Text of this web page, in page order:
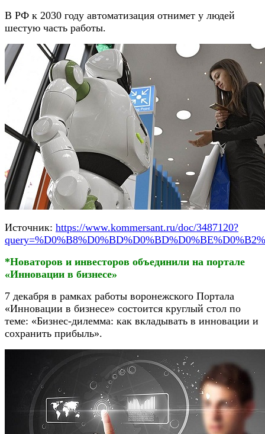
В РФ к 2030 году автоматизация отнимет у людей
шестую часть работы.
Источник: https://www.kommersant.ru/doc/3487120?
*Новаторов и инвесторов объединили на портале
«Инновации в бизнесе»
7 декабря в рамках работы воронежского Портала
«Инновации в бизнесе» состоится круглый стол по
теме: «Бизнес-дилемма: как вкладывать в инновации и
сохранить прибыль».